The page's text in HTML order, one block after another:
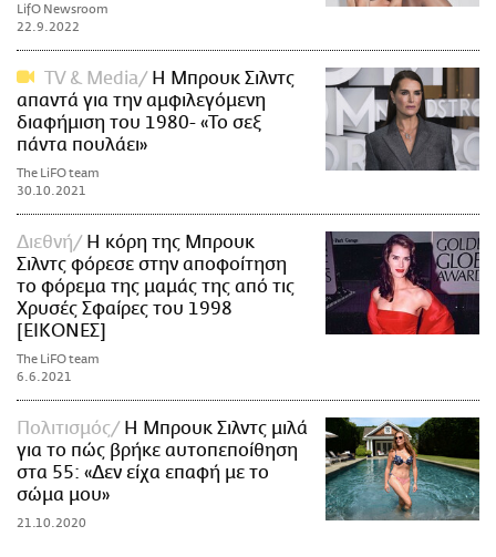
LifO Newsroom
22.9.2022
TV & Media
Η Μπρουκ Σιλντς
απαντά για την αμφιλεγόμενη
διαφήμιση του 1980- «Το σεξ
πάντα πουλάει»
The LiFO team
30.10.2021
Διεθνή
Η κόρη της Μπρουκ
Σιλντς φόρεσε στην αποφοίτηση
το φόρεμα της μαμάς της από τις
Χρυσές Σφαίρες του 1998
[ΕΙΚΟΝΕΣ]
The LiFO team
6.6.2021
Πολιτισμός
Η Μπρουκ Σιλντς μιλά
για το πώς βρήκε αυτοπεποίθηση
στα 55: «Δεν είχα επαφή με το
σώμα μου»
21.10.2020